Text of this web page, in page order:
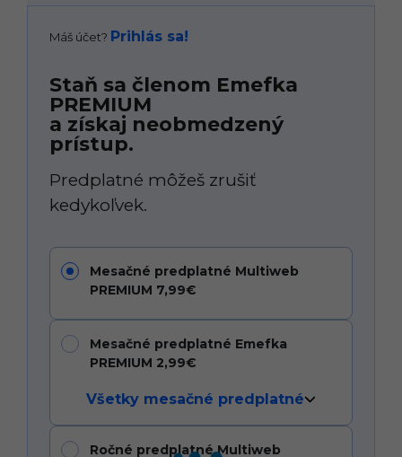
Máš účet? Prihlás sa!
Staň sa členom Emefka
PREMIUM
a získaj neobmedzený
prístup.
Predplatné môžeš zrušiť
kedykoľvek.
Mesačné predplatné Multiweb
PREMIUM 7,99€
Mesačné predplatné Emefka
PREMIUM 2,99€
Všetky mesačné predplatné
Ročné predplatné Multiweb